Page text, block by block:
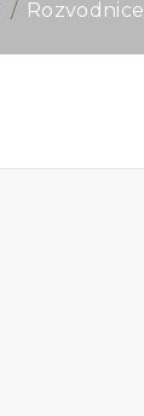
Rozvodnice